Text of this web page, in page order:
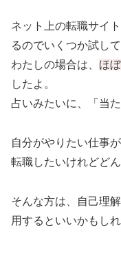
ネット上の転職サイ
るのでいくつか試して
わたしの場合は、 ほ
したよ。
占いみたいに、「当
自分がやりたい仕事
転職したいけれどど
そんな方は、自己理
用するといいかもしれ